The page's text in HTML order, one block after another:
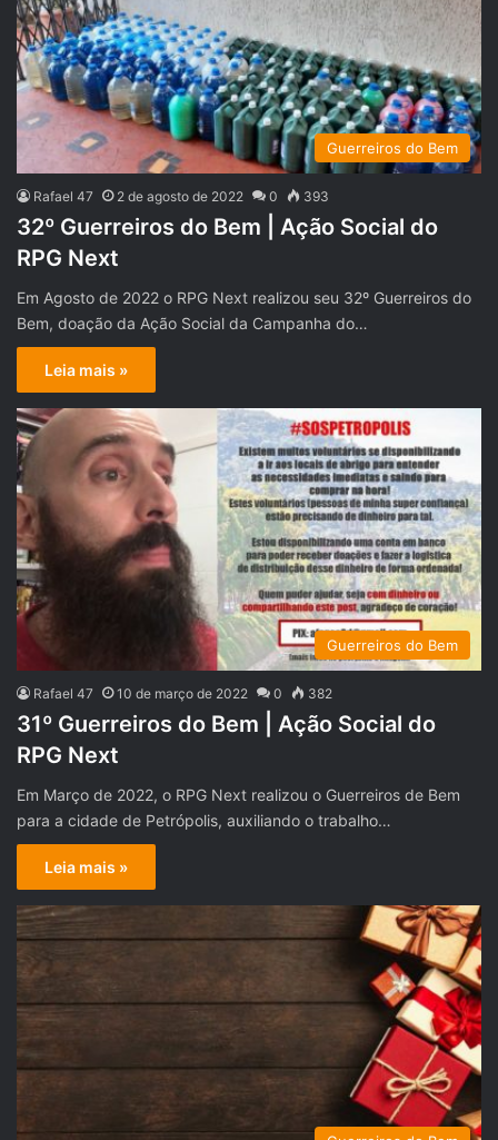
Guerreiros do Bem
Rafael 47 2 de agosto de 2022 0 393
32º Guerreiros do Bem | Ação Social do
RPG Next
Em Agosto de 2022 o RPG Next realizou seu 32º Guerreiros do
Bem, doação da Ação Social da Campanha do…
Leia mais »
Guerreiros do Bem
Rafael 47 10 de março de 2022 0 382
31º Guerreiros do Bem | Ação Social do
RPG Next
Em Março de 2022, o RPG Next realizou o Guerreiros de Bem
para a cidade de Petrópolis, auxiliando o trabalho…
Leia mais »